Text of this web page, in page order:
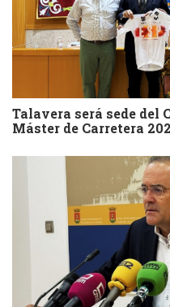
Talavera será sede del
Máster de Carretera